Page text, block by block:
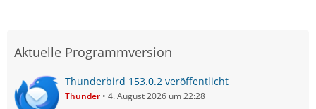
Aktuelle Programmversion
Thunderbird 153.0.2 veröffentlicht
Thunder 4. August 2026 um 22:28